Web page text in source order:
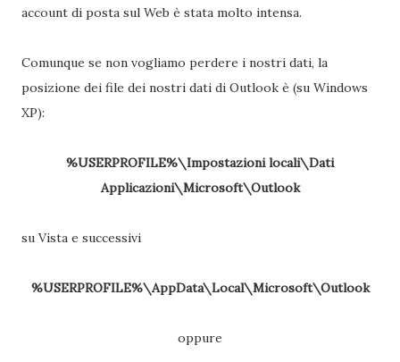
account di posta sul Web è stata molto intensa.
Comunque se non vogliamo perdere i nostri dati, la
posizione dei file dei nostri dati di Outlook è (su Windows
XP):
%USERPROFILE%\Impostazioni locali\Dati
Applicazioni\Microsoft\Outlook
su Vista e successivi
%USERPROFILE%\AppData\Local\Microsoft\Outlook
oppure